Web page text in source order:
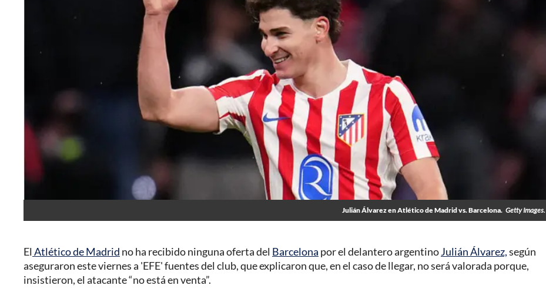
Julián Álvarez en Atlético de Madrid vs. Barcelona. Getty Images.
El Atlético de Madrid no ha recibido ninguna oferta del Barcelona por el delantero argentinoJulián Álvarez,según
aseguraron este viernes a 'EFE' fuentes del club, que explicaron que, en el caso de llegar, no será valorada porque,
insistieron, el atacante “no está en venta”.